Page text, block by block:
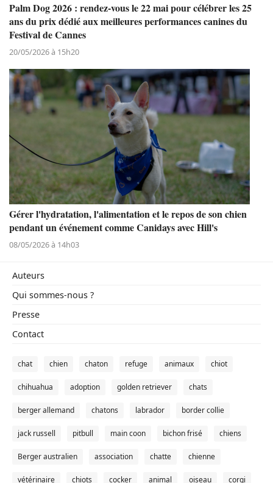
Palm Dog 2026 : rendez-vous le 22 mai pour célébrer les 25
ans du prix dédié aux meilleures performances canines du
Festival de Cannes
20/05/2026 à 15h20
Gérer l'hydratation, l'alimentation et le repos de son chien
pendant un événement comme Canidays avec Hill's
08/05/2026 à 14h03
Auteurs
Qui sommes-nous ?
Presse
Contact
chat chien chaton refuge animaux chiot
chihuahua adoption golden retriever chats
berger allemand chatons labrador border collie
jack russell pitbull main coon bichon frisé chiens
Berger australien association chatte chienne
vétérinaire chiots cocker animal oiseau corgi